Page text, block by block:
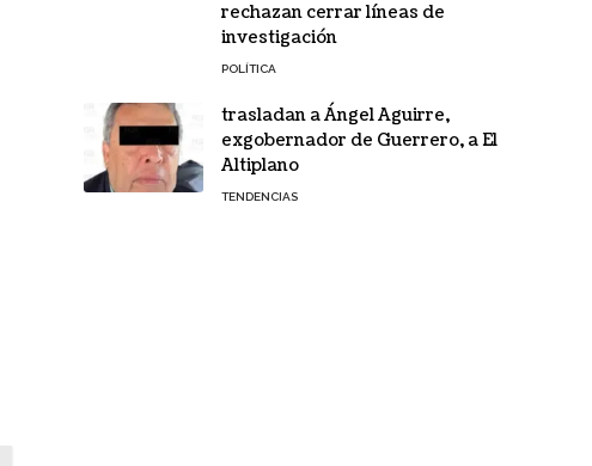
rechazan cerrar líneas de
investigación
POLÍTICA
trasladan a Ángel Aguirre,
exgobernador de Guerrero, a El
Altiplano
TENDENCIAS